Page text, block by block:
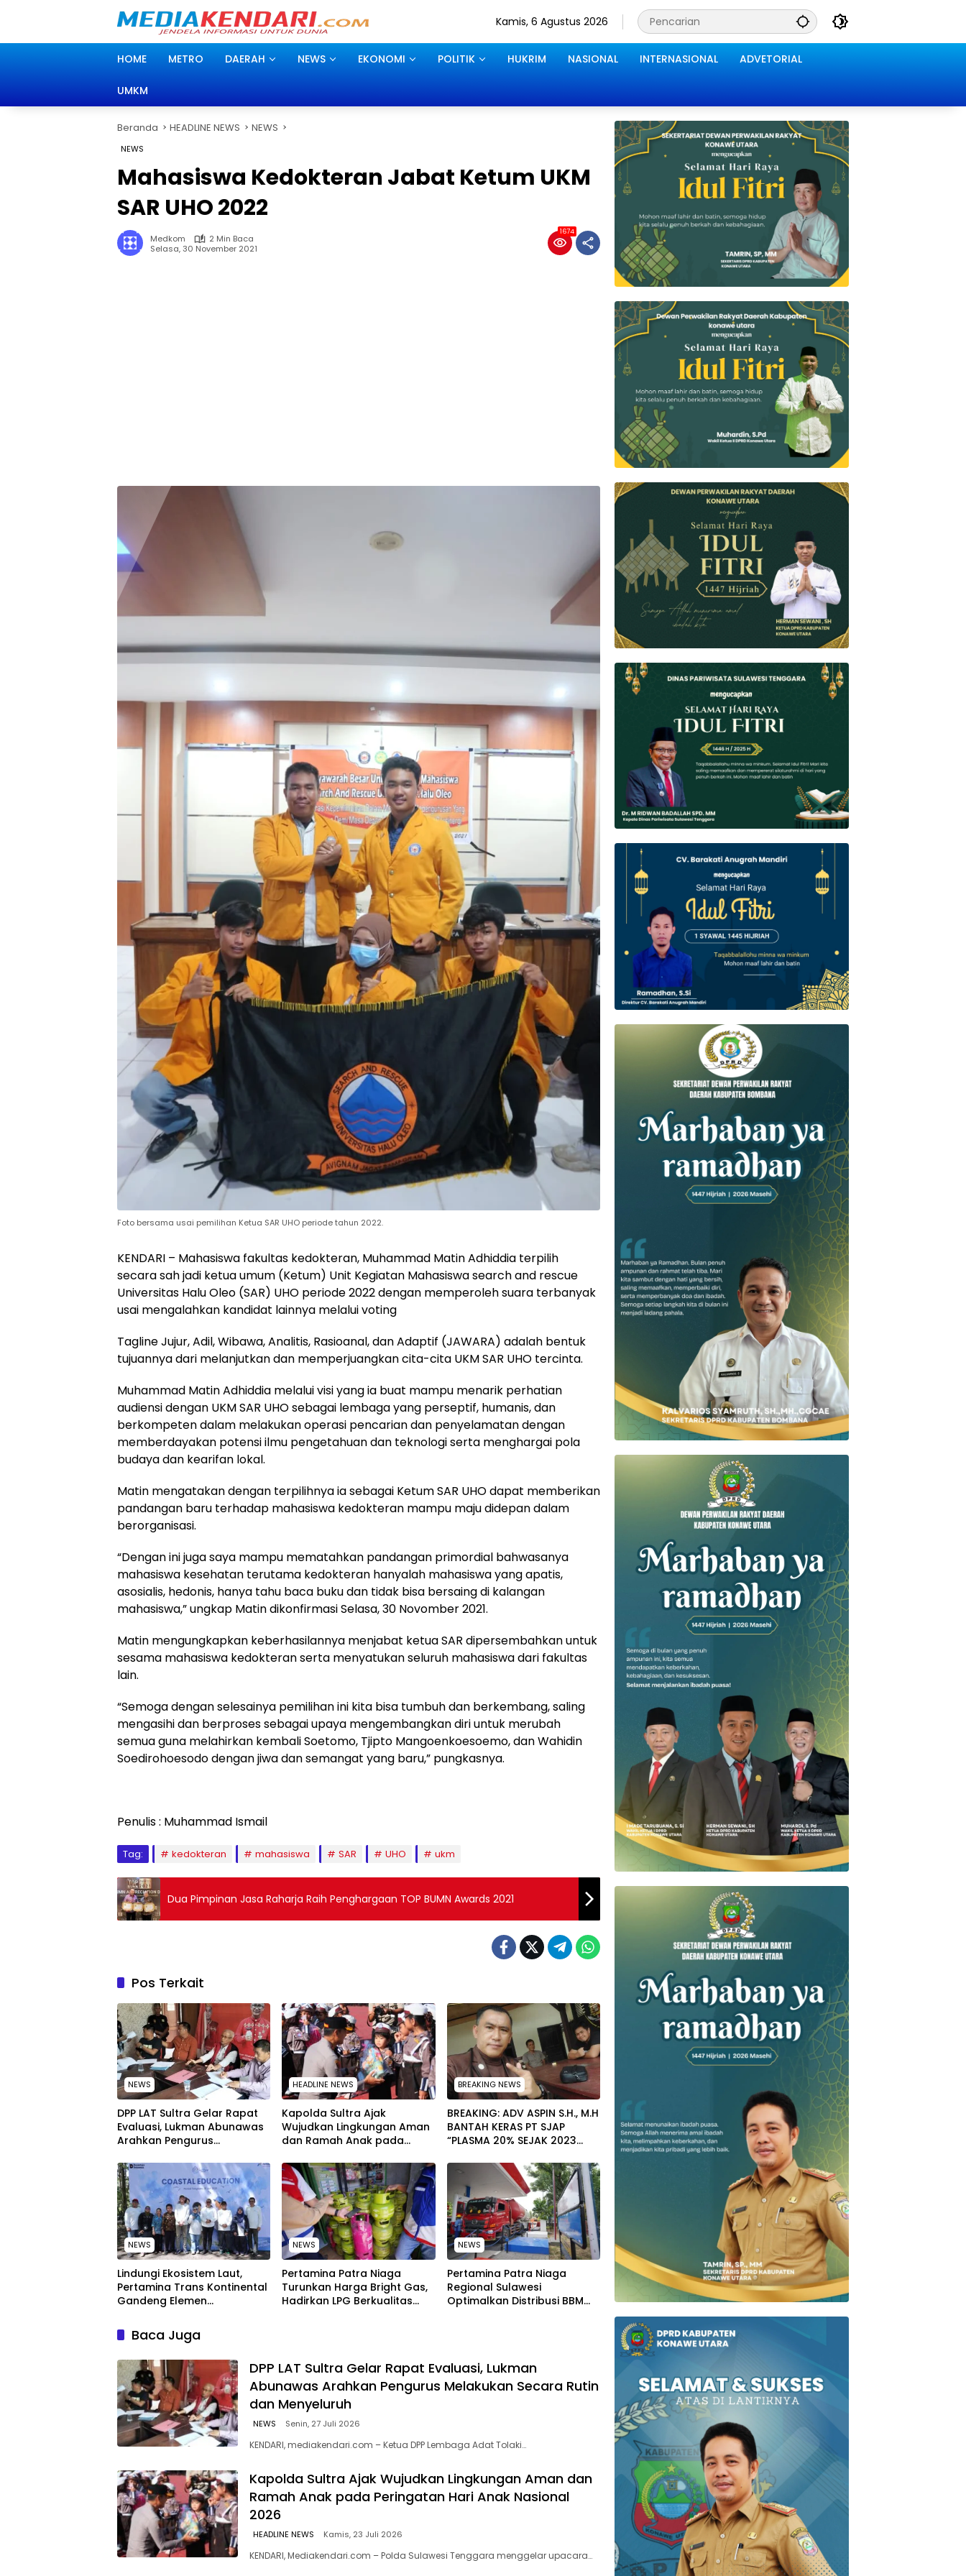
Kamis, 6 Agustus 2026
HOME METRO DAERAH NEWS EKONOMI POLITIK HUKRIM NASIONAL INTERNASIONAL ADVETORIAL
UMKM
Beranda HEADLINE NEWS NEWS
NEWS
Mahasiswa Kedokteran Jabat Ketum UKM
SAR UHO 2022
Medkom
2 Min Baca
Selasa, 30 November 2021
1674
Foto bersama usai pemilihan Ketua SAR UHO periode tahun 2022.
KENDARI – Mahasiswa fakultas kedokteran, Muhammad Matin Adhiddia terpilih
secara sah jadi ketua umum (Ketum) Unit Kegiatan Mahasiswa search and rescue
Universitas Halu Oleo (SAR) UHO periode 2022 dengan memperoleh suara terbanyak
usai mengalahkan kandidat lainnya melalui voting
Tagline Jujur, Adil, Wibawa, Analitis, Rasioanal, dan Adaptif (JAWARA) adalah bentuk
tujuannya dari melanjutkan dan memperjuangkan cita-cita UKM SAR UHO tercinta.
Muhammad Matin Adhiddia melalui visi yang ia buat mampu menarik perhatian
audiensi dengan UKM SAR UHO sebagai lembaga yang perseptif, humanis, dan
berkompeten dalam melakukan operasi pencarian dan penyelamatan dengan
memberdayakan potensi ilmu pengetahuan dan teknologi serta menghargai pola
budaya dan kearifan lokal.
Matin mengatakan dengan terpilihnya ia sebagai Ketum SAR UHO dapat memberikan
pandangan baru terhadap mahasiswa kedokteran mampu maju didepan dalam
berorganisasi.
“Dengan ini juga saya mampu mematahkan pandangan primordial bahwasanya
mahasiswa kesehatan terutama kedokteran hanyalah mahasiswa yang apatis,
asosialis, hedonis, hanya tahu baca buku dan tidak bisa bersaing di kalangan
mahasiswa,” ungkap Matin dikonfirmasi Selasa, 30 Novomber 2021.
Matin mengungkapkan keberhasilannya menjabat ketua SAR dipersembahkan untuk
sesama mahasiswa kedokteran serta menyatukan seluruh mahasiswa dari fakultas
lain.
“Semoga dengan selesainya pemilihan ini kita bisa tumbuh dan berkembang, saling
mengasihi dan berproses sebagai upaya mengembangkan diri untuk merubah
semua guna melahirkan kembali Soetomo, Tjipto Mangoenkoesoemo, dan Wahidin
Soedirohoesodo dengan jiwa dan semangat yang baru,” pungkasnya.
Penulis : Muhammad Ismail
Tag: kedokteran mahasiswa SAR UHO ukm
Dua Pimpinan Jasa Raharja Raih Penghargaan TOP BUMN Awards 2021
Pos Terkait
NEWS
‎DPP LAT Sultra Gelar Rapat
Evaluasi, Lukman Abunawas
Arahkan Pengurus
Menyeluruh
HEADLINE NEWS
Kapolda Sultra Ajak
Wujudkan Lingkungan Aman
dan Ramah Anak pada
Nasional 2026
BREAKING NEWS
BREAKING: ADV ASPIN S.H., M.H
BANTAH KERAS PT SJAP
“PLASMA 20% SEJAK 2023
WARGA WAWOONE!
NEWS
Lindungi Ekosistem Laut,
Pertamina Trans Kontinental
Gandeng Elemen
Kebersihan Pantai di Bitung,
Sulawesi
NEWS
Pertamina Patra Niaga
Turunkan Harga Bright Gas,
Hadirkan LPG Berkualitas
NEWS
Pertamina Patra Niaga
Regional Sulawesi
Optimalkan Distribusi BBM
Baca Juga
‎DPP LAT Sultra Gelar Rapat Evaluasi, Lukman
Abunawas Arahkan Pengurus Melakukan Secara Rutin
dan Menyeluruh
NEWS Senin, 27 Juli 2026
KENDARI, mediakendari.com – Ketua DPP Lembaga Adat Tolaki…
Kapolda Sultra Ajak Wujudkan Lingkungan Aman dan
Ramah Anak pada Peringatan Hari Anak Nasional
2026
HEADLINE NEWS Kamis, 23 Juli 2026
KENDARI, Mediakendari.com – Polda Sulawesi Tenggara menggelar upacara…